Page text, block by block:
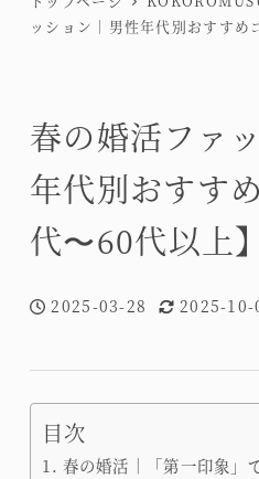
ッション｜男性年代別おすすめ
春の婚活ファ
年代別おすす
代〜60代以上】
投稿日
2025-03-28
更新日
2025-10-
目次
春の婚活│「第一印象」